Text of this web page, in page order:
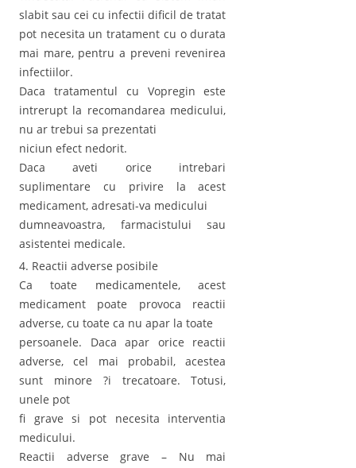
slabit sau cei cu infectii dificil de tratat
pot necesita un tratament cu o durata
mai mare, pentru a preveni revenirea
infectiilor.
Daca tratamentul cu Vopregin este
intrerupt la recomandarea medicului,
nu ar trebui sa prezentati
niciun efect nedorit.
Daca aveti orice intrebari
suplimentare cu privire la acest
medicament, adresati-va medicului
dumneavoastra, farmacistului sau
asistentei medicale.
4. Reactii adverse posibile
Ca toate medicamentele, acest
medicament poate provoca reactii
adverse, cu toate ca nu apar la toate
persoanele. Daca apar orice reactii
adverse, cel mai probabil, acestea
sunt minore ?i trecatoare. Totusi,
unele pot
fi grave si pot necesita interventia
medicului.
Reactii adverse grave – Nu mai